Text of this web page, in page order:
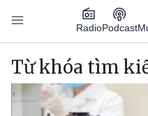
Nhảy đến nội dung
RadioPodcast
Main navigation
Từ khóa tìm